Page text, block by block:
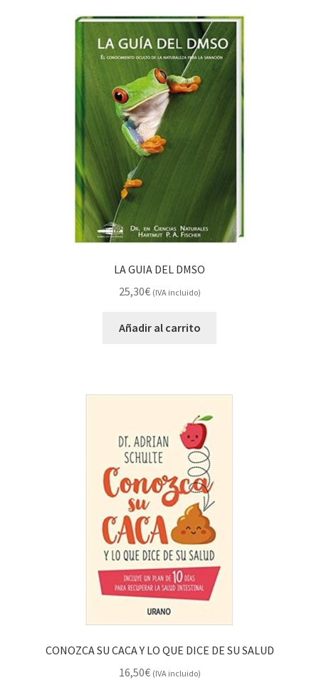
LA GUIA DEL DMSO
25,30€ (IVA incluido)
Añadir al carrito
CONOZCA SU CACA Y LO QUE DICE DE SU SALUD
16,50€ (IVA incluido)